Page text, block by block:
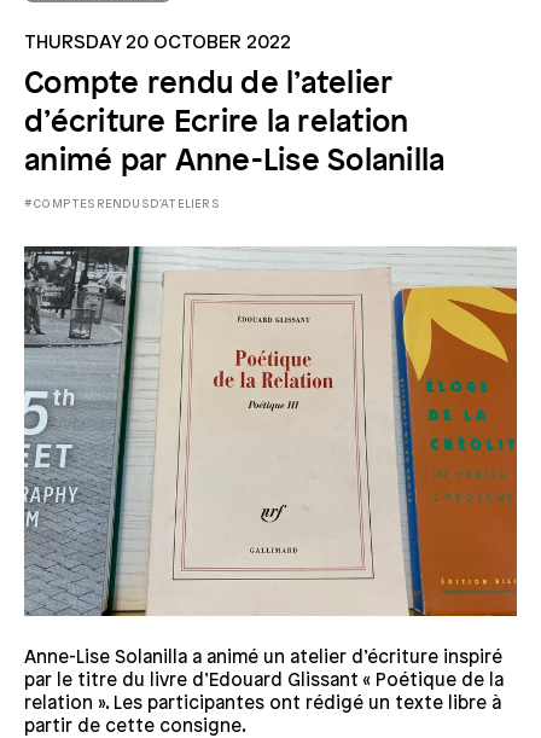
THURSDAY 20 OCTOBER 2022
Compte rendu de l’atelier
d’écriture Ecrire la relation
animé par Anne-Lise Solanilla
#COMPTESRENDUSD'ATELIERS
Anne-Lise Solanilla a animé un atelier d’écriture inspiré
par le titre du livre d’Edouard Glissant « Poétique de la
relation ». Les participantes ont rédigé un texte libre à
partir de cette consigne.